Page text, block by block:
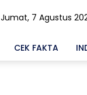
Jumat, 7 Agustus
CEK FAKTA